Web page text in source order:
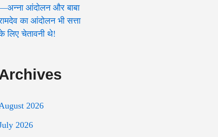
आंदोलन और बाबा
का आंदोलन भी सत्ता
लिए चेतावनी थे!
2026
2026